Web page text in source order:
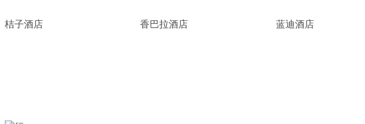
桔子酒店 香巴拉酒店 蓝迪酒店